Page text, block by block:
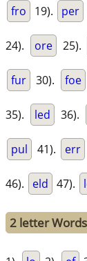
fro 19). per
24). ore 25).
fur 30). foe
35). led 36).
pul 41). err
46). eld 47).
2 letter